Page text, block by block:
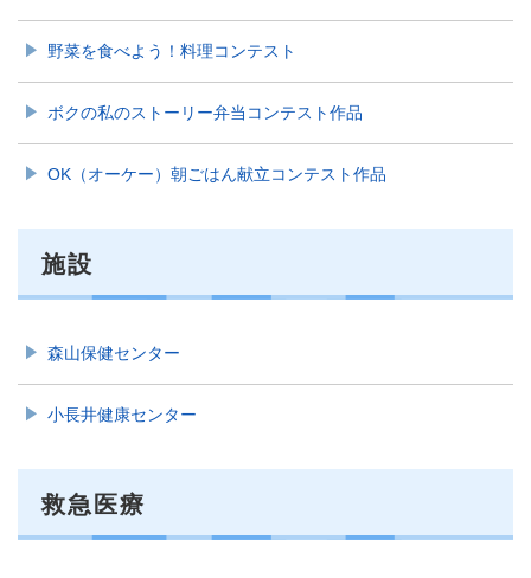
野菜を食べよう！料理コンテスト
ボクの私のストーリー弁当コンテスト作品
OK（オーケー）朝ごはん献立コンテスト作品
施設
森山保健センター
小長井健康センター
救急医療